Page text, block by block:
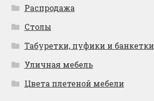
Распродажа
Столы
Табуретки, пуфики и банкетки
Уличная мебель
Цвета плетеной мебели